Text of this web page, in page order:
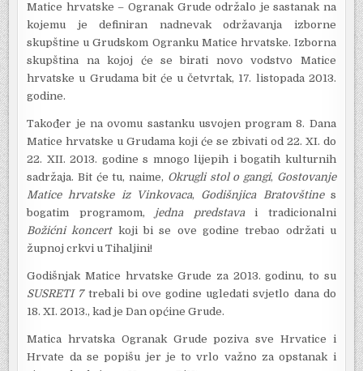
Matice hrvatske – Ogranak Grude održalo je sastanak na
kojemu je definiran nadnevak održavanja izborne
skupštine u Grudskom Ogranku Matice hrvatske. Izborna
skupština na kojoj će se birati novo vodstvo Matice
hrvatske u Grudama bit će u četvrtak, 17. listopada 2013.
godine.
Također je na ovomu sastanku usvojen program 8. Dana
Matice hrvatske u Grudama koji će se zbivati od 22. XI. do
22. XII. 2013. godine s mnogo lijepih i bogatih kulturnih
sadržaja. Bit će tu, naime, Okrugli stol o gangi, Gostovanje
Matice hrvatske iz Vinkovaca, Godišnjica Bratovštines
bogatim programom, jedna predstavai tradicionalni
Božićni koncertkoji bi se ove godine trebao održati u
župnoj crkvi u Tihaljini!
Godišnjak Matice hrvatske Grude za 2013. godinu, to su
SUSRETI 7trebali bi ove godine ugledati svjetlo dana do
18. XI. 2013., kad je Dan općine Grude.
Matica hrvatska Ogranak Grude poziva sve Hrvatice i
Hrvate da se popišu jer je to vrlo važno za opstanak i